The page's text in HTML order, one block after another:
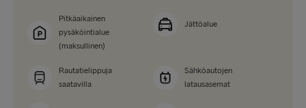
Pitkäaikainen
pysäköintialue
(maksullinen)
Jättöalue
Rautatielippuja
saatavilla
Sähköautojen
latausasemat